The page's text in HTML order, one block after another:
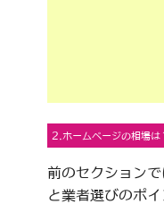
2.ホームページの相場は
前のセクション
と業者選びのポ